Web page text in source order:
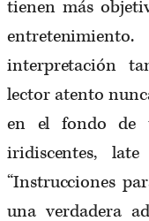
tienen más
interpretación
lector atento
en el fondo de
iridiscentes,
“Instrucciones
una verdadera